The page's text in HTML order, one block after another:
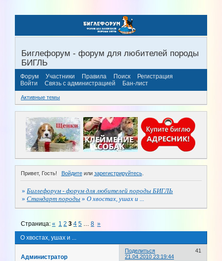
Биглефорум - форум для любителей породы
БИГЛЬ
Форум Участники Правила Поиск
Регистрация
Войти
Связь с администрацией Бан-лист
Активные темы
Привет, Гость! Войдитеили зарегистрируйтесь.
» Биглефорум - форум для любителей породы БИГЛЬ
» Стандарт породы » О хвостах, ушах и ...
О хвостах, ушах и ...
Страница:« 1 2 3 4 5 … 8 »
Поделиться
41
21.04.2010 23:19:44
Администратор